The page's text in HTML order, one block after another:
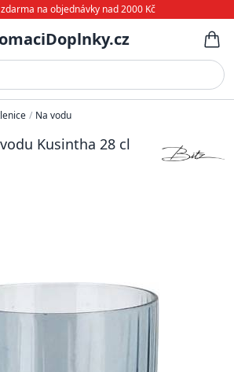
na objednávky nad 2000 Kč
/ Na vodu
Kusintha 28 cl